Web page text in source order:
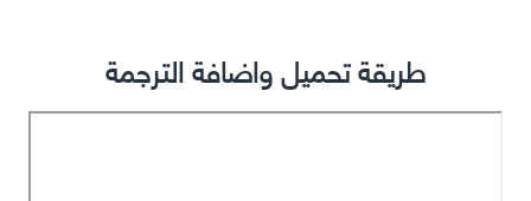
طريقة تحميل واضافة الترجمة